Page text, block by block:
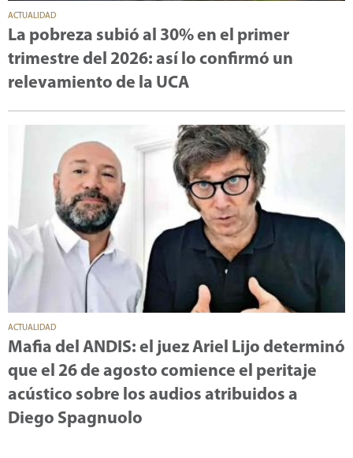
ACTUALIDAD
La pobreza subió al 30% en el primer
trimestre del 2026: así lo confirmó un
relevamiento de la UCA
ACTUALIDAD
Mafia del ANDIS: el juez Ariel Lijo determinó
que el 26 de agosto comience el peritaje
acústico sobre los audios atribuidos a
Diego Spagnuolo